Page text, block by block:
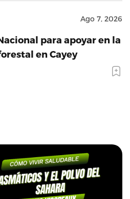
Ago 7, 2026
para apoyar en la
en Cayey